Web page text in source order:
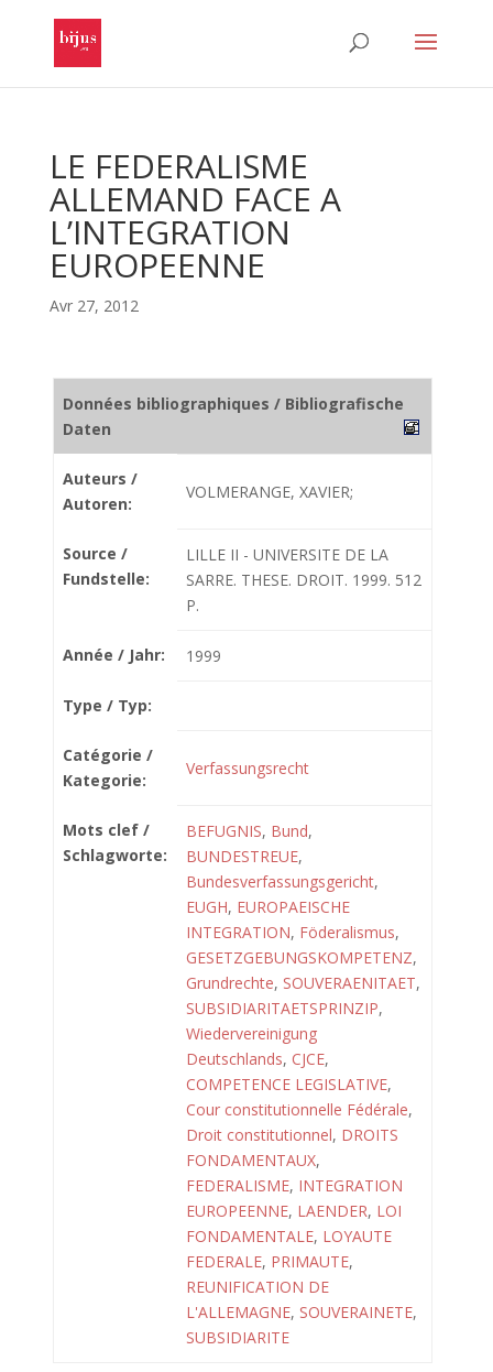
LE FEDERALISME
ALLEMAND FACE A
L’INTEGRATION
EUROPEENNE
Avr 27, 2012
Données bibliographiques / Bibliografische
Daten
Auteurs /
Autoren:
VOLMERANGE, XAVIER;
Source /
Fundstelle:
LILLE II - UNIVERSITE DE LA
SARRE. THESE. DROIT. 1999. 512
P.
Année / Jahr: 1999
Type / Typ:
Catégorie /
Kategorie:
Verfassungsrecht
Mots clef /
Schlagworte:
BEFUGNIS, Bund,
BUNDESTREUE,
Bundesverfassungsgericht,
EUGH, EUROPAEISCHE
INTEGRATION, Föderalismus,
GESETZGEBUNGSKOMPETENZ,
Grundrechte, SOUVERAENITAET,
SUBSIDIARITAETSPRINZIP,
Wiedervereinigung
Deutschlands, CJCE,
COMPETENCE LEGISLATIVE,
Cour constitutionnelle Fédérale,
Droit constitutionnel, DROITS
FONDAMENTAUX,
FEDERALISME, INTEGRATION
EUROPEENNE, LAENDER, LOI
FONDAMENTALE, LOYAUTE
FEDERALE, PRIMAUTE,
REUNIFICATION DE
L'ALLEMAGNE, SOUVERAINETE,
SUBSIDIARITE